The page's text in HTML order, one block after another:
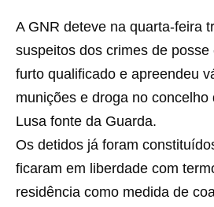
A GNR deteve na quarta-feira
suspeitos dos crimes de
furto qualificado e apreendeu
munições e droga no concelho
Lusa fonte da Guarda.
Os detidos já foram
ficaram em liberdade com
residência como medida de